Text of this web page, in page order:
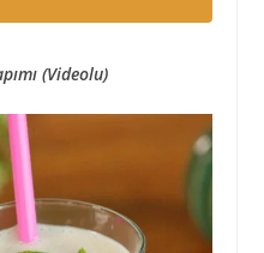
(Videolu)